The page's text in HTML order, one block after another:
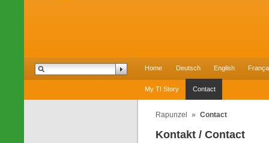
Home Deutsch English
My TI Story Contact
Rapunzel » Contact
Kontakt / Contact